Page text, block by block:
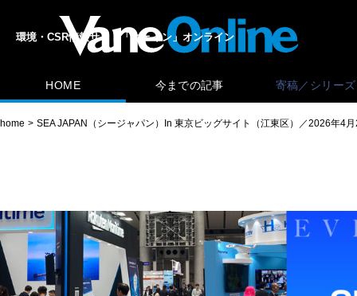
環境・CSR情報サイト「ヴェイン」オンライン
HOME 今までの記事 寄稿／シリーズ
home SEA JAPAN（シージャパン）In 東京ビッグサイト（江東区）／2026年4